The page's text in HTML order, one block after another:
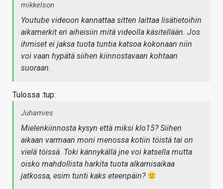
mikkelson
Youtube videoon kannattaa sitten laittaa lisätietoihin
aikamerkit eri aiheisiin mitä videolla käsitellään. Jos
ihmiset ei jaksa tuota tuntia katsoa kokonaan niin
voi vaan hypätä siihen kiinnostavaan kohtaan
suoraan.
Tulossa :tup:
Juhamies
Mielenkiinnosta kysyn että miksi klo15? Siihen
aikaan varmaan moni menossa kotiin töistä tai on
vielä töissä. Toki kännykällä jne voi katsella mutta
oisko mahdollista harkita tuota alkamisaikaa
jatkossa, esim tunti kaks eteenpäin?